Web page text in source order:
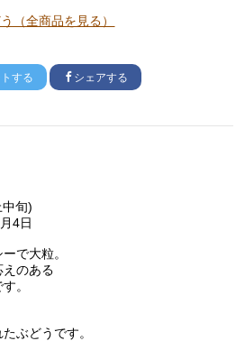
（全商品を見る）
する シェアする
旬)
4日
で大粒。
えのある
。
ぶどうです。